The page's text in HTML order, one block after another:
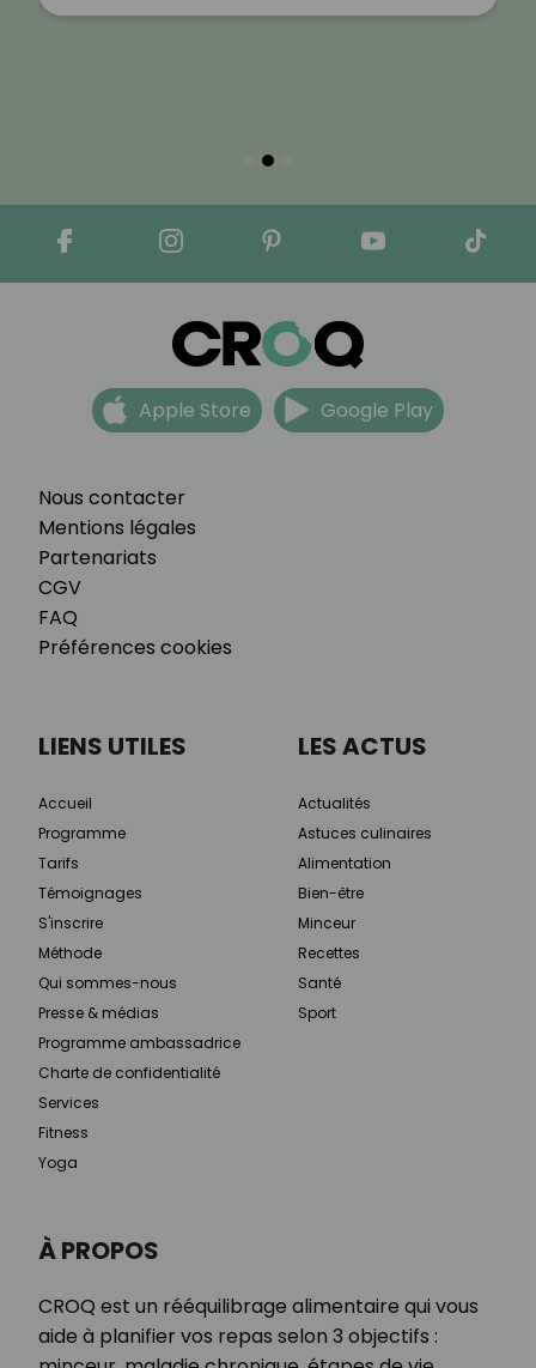
Nous contacter
Mentions légales
Partenariats
CGV
FAQ
Préférences cookies
Apple Store Google Play
À PROPOS
CROQ est un rééquilibrage alimentaire qui vous
aide à planifier vos repas selon 3 objectifs :
LIENS UTILES
Accueil
Programme
Tarifs
Témoignages
S'inscrire
Méthode
Qui sommes-nous
Presse & médias
Programme ambassadrice
Charte de confidentialité
Services
Fitness
Yoga
LES ACTUS
Actualités
Astuces culinaires
Alimentation
Bien-être
Minceur
Recettes
Santé
Sport